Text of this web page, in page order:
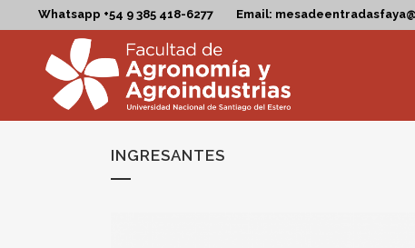
Email:
Whatsapp +54 9 385 418-6277
INGRESANTES